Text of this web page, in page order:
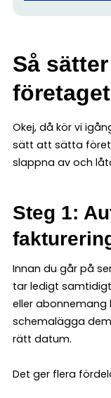
Så
Okej, då kör vi
sätt att sätta
slappna av och
Steg 1:
Innan du går på
tar ledigt
eller abonnemang
schemalägga
rätt datum.
Det ger flera